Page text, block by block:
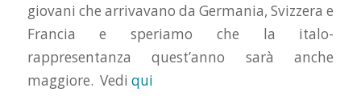
giovani che arrivavano da Germania, Svizzera e
Francia e speriamo che la italo-
rappresentanza quest’anno sarà anche
maggiore. Vedi qui